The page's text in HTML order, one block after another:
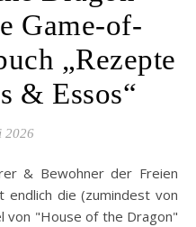
Game-of-
„Rezepte
& Essos“
2026
die (zumindest von
von "House of the Dragon"